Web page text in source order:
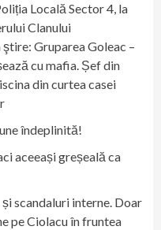
Locală Sector 4, la
Clanului
Gruparea Goleac –
cu mafia. Șef din
din curtea casei
îndeplinită!
aceeași greșeală ca
scandaluri interne. Doar
pe Ciolacu în fruntea